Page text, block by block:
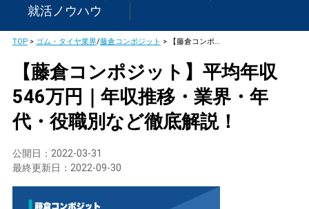
就活ノウハウ
TOP> ゴム・タイヤ業界/藤倉コンポジット > 【藤倉コンポジット】平均年収546万円｜年収推移・業界・年代・役職別など徹底解説！
【藤倉コンポジット】平均年収
546万円｜年収推移・業界・年
代・役職別など徹底解説！
公開日： 2022-03-31
最終更新日： 2022-09-30